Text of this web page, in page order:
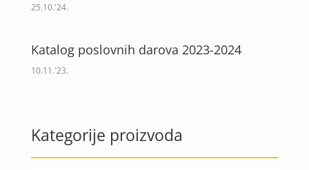
25.10.'24.
Katalog poslovnih darova 2023-2024
10.11.'23.
Kategorije proizvoda